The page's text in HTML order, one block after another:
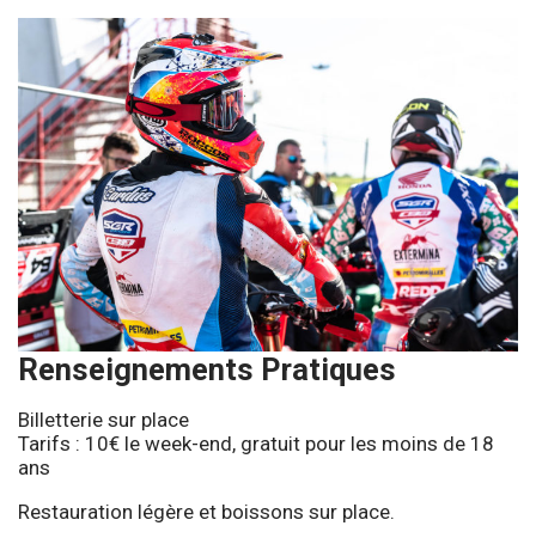
Renseignements Pratiques
Billetterie sur place
Tarifs : 10€ le week-end, gratuit pour les moins de 18
ans
Restauration légère et boissons sur place.